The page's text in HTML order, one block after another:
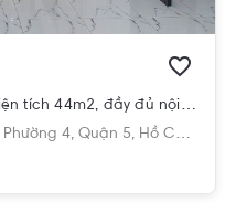
Officetel The Everrich Infinity diện tích 44m2, đầy đủ nội thất.
Phường 4, Quận 5, Hồ Chí Minh